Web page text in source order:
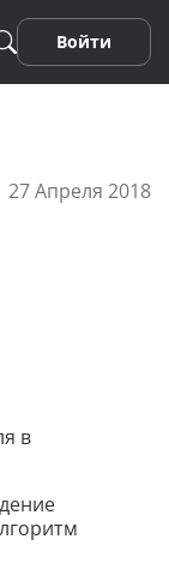
Войти
27 Апреля 2018
в